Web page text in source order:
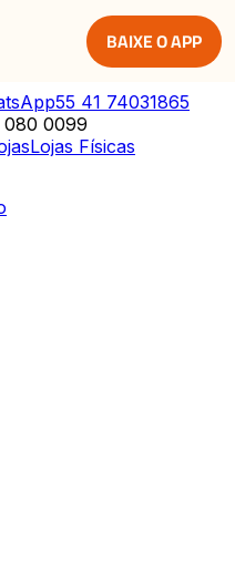
BAIXE O APP
55 41 74031865
0099
Lojas Físicas